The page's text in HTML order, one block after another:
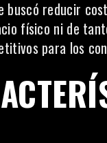
buscó reducir
físico ni de
para los